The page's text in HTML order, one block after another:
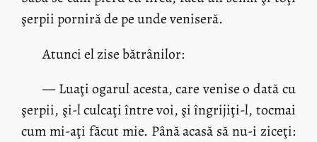
şerpii porniră de pe unde veniseră.
Atunci el zise bătrânilor:
— Luaţi ogarul acesta, care venise o dată cu
şerpii, şi-l culcaţi între voi, şi îngrijiţi-l, tocmai
cum mi-aţi făcut mie. Până acasă să nu-i ziceţi: